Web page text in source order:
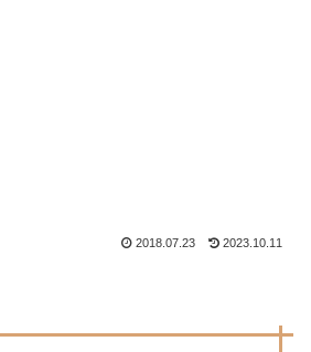
2018.07.23 2023.10.11